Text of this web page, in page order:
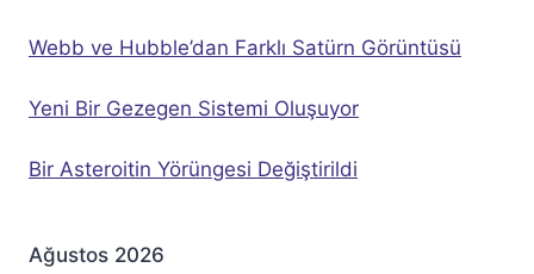
Webb ve Hubble’dan Farklı Satürn Görüntüsü
Yeni Bir Gezegen Sistemi Oluşuyor
Bir Asteroitin Yörüngesi Değiştirildi
Ağustos 2026